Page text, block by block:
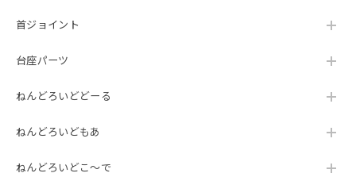
首ジョイント
台座パーツ
ねんどろいどどーる
ねんどろいどもあ
ねんどろいどこ～で